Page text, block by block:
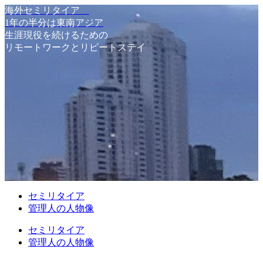
海外セミリタイア
1年の半分は東南アジア
生涯現役を続けるための
リモートワークとリピートステイ
セミリタイア
管理人の人物像
セミリタイア
管理人の人物像